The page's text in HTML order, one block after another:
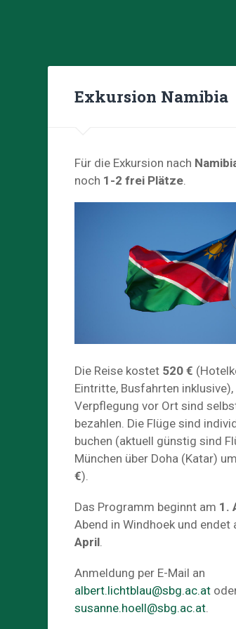
Exkursion Namibia
Für die Exkursion nach
noch 1-2 frei Plätze
Die Reise kostet 520 €
Eintritte, Busfahrten inklusive),
Verpflegung vor Ort sind
bezahlen. Die Flüge sind
buchen (aktuell günstig sind
München über Doha (Katar)
€).
Das Programm beginnt am 1.
Abend in Windhoek und endet
April.
Anmeldung per E-Mail an
albert.lichtblau@sbg.ac.at
susanne.hoell@sbg.ac.at